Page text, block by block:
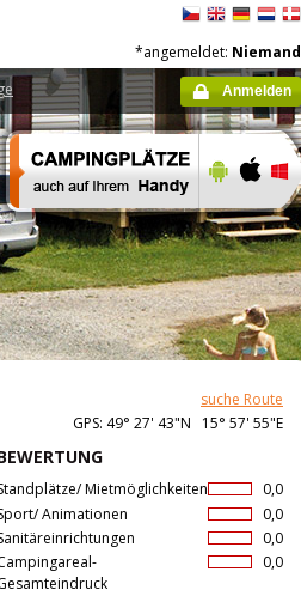
*angemeldet: Niemand
Anmelden
suche Route
GPS: 49° 27' 43"N 15° 57' 55"E
0,0
Mietmöglichkeiten
0,0
Animationen
0,0
0,0